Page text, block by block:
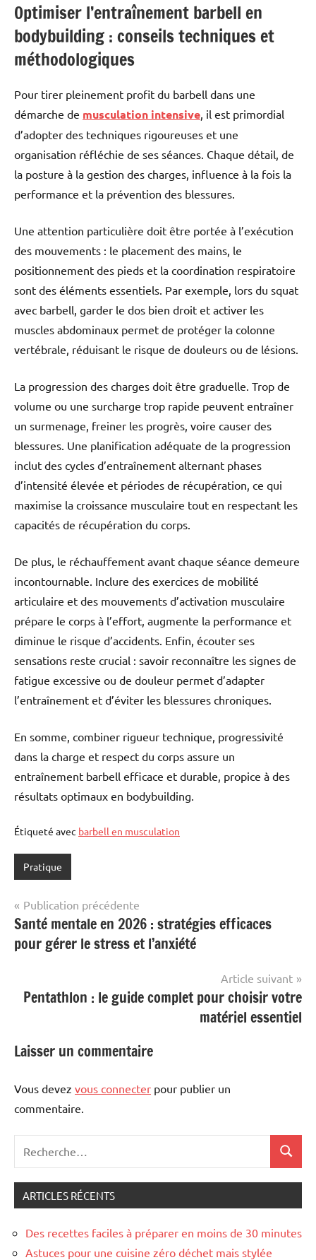
Optimiser l’entraînement barbell en
bodybuilding : conseils techniques et
méthodologiques
Pour tirer pleinement profit du barbell dans une
démarche de musculation intensive, il est primordial
d’adopter des techniques rigoureuses et une
organisation réfléchie de ses séances. Chaque détail, de
la posture à la gestion des charges, influence à la fois la
performance et la prévention des blessures.
Une attention particulière doit être portée à l’exécution
des mouvements : le placement des mains, le
positionnement des pieds et la coordination respiratoire
sont des éléments essentiels. Par exemple, lors du squat
avec barbell, garder le dos bien droit et activer les
muscles abdominaux permet de protéger la colonne
vertébrale, réduisant le risque de douleurs ou de lésions.
La progression des charges doit être graduelle. Trop de
volume ou une surcharge trop rapide peuvent entraîner
un surmenage, freiner les progrès, voire causer des
blessures. Une planification adéquate de la progression
inclut des cycles d’entraînement alternant phases
d’intensité élevée et périodes de récupération, ce qui
maximise la croissance musculaire tout en respectant les
capacités de récupération du corps.
De plus, le réchauffement avant chaque séance demeure
incontournable. Inclure des exercices de mobilité
articulaire et des mouvements d’activation musculaire
prépare le corps à l’effort, augmente la performance et
diminue le risque d’accidents. Enfin, écouter ses
sensations reste crucial : savoir reconnaître les signes de
fatigue excessive ou de douleur permet d’adapter
l’entraînement et d’éviter les blessures chroniques.
En somme, combiner rigueur technique, progressivité
dans la charge et respect du corps assure un
entraînement barbell efficace et durable, propice à des
résultats optimaux en bodybuilding.
Étiqueté avec barbell en musculation
Pratique
Navigation
de
l’article
Publication précédente
Santé mentale en 2026 : stratégies efficaces
pour gérer le stress et l’anxiété
Article suivant
Pentathlon : le guide complet pour choisir votre
matériel essentiel
Laisser un commentaire
Vous devez vous connecter pour publier un
commentaire.
:
ARTICLES RÉCENTS
Des recettes faciles à préparer en moins de 30 minutes
Astuces pour une cuisine zéro déchet mais stylée